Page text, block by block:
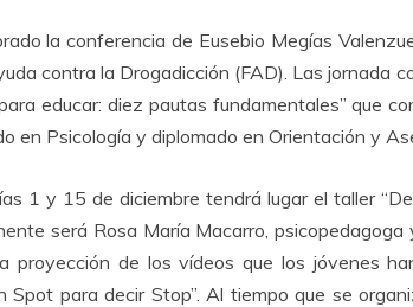
la conferencia de Eusebio Megías
contra la Drogadicción (FAD). Las jornada
educar: diez pautas fundamentales” que
en Psicología y diplomado en Orientación y
1 y 15 de diciembre tendrá lugar el taller
será Rosa María Macarro,
proyección de los vídeos que los jóvenes
Spot para decir Stop”. Al tiempo que se